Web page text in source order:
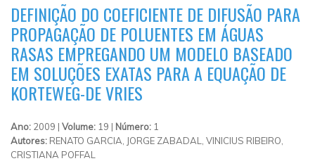
DEFINIÇÃO DO COEFICIENTE DE DIFUSÃO PARA
PROPAGAÇÃO DE POLUENTES EM ÁGUAS
RASAS EMPREGANDO UM MODELO BASEADO
EM SOLUÇÕES EXATAS PARA A EQUAÇÃO DE
KORTEWEG-DE VRIES
Ano: 2009 | Volume: 19 | Número: 1
Autores: RENATO GARCIA, JORGE ZABADAL, VINICIUS RIBEIRO,
CRISTIANA POFFAL